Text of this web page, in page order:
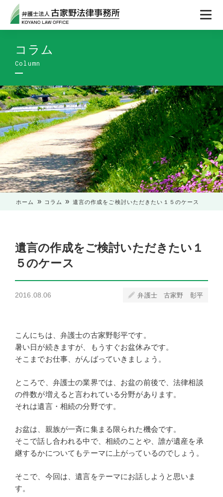
コラム
ホーム » コラム » 遺言の作成をご検討いただきたい１５のケース
遺言の作成をご検討いただきたい１
５のケース
2016.08.06 弁護士 古家野 彰平
こんにちは、弁護士の古家野彰平です。
暑い日が続きますが、もうすぐお盆休みです。
そこまでお仕事、がんばっていきましょう。
ところで、弁護士の業界では、お盆の前後で、法律相談
の件数が増えると言われている分野があります。
それは遺言・相続の分野です。
お盆は、親族が一斉に集まる限られた機会です。
そこで話し合われる中で、相続のことや、誰が遺産を承
継するかについてもテーマに上がっているのでしょう。
そこで、今回は、遺言をテーマにお話しようと思いま
す。